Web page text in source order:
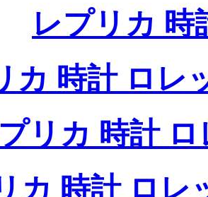
レプリカ 時
カ 時計 ロレ
リカ 時計
カ 時計 ロレ